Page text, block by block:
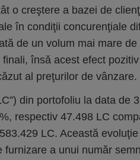
o creştere a bazei de
în condiţii concurenţiale
de un volum mai mare de
însă acest efect
al preţurilor de vânzare.
din portofoliu la data de
respectiv 47.498 LC
LC. Această
a unui număr